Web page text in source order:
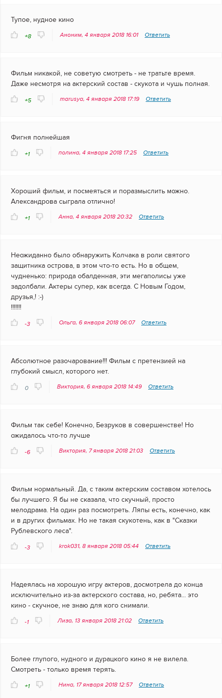
Тупое, нудное кино
+8 Аноним, 4 января 2018 16:01 Ответить
Фильм никакой, не советую смотреть - не тратьте время.
Даже несмотря на актерский состав - скукота и чушь полная.
+5 marusya, 4 января 2018 17:19 Ответить
Фигня полнейшая
+1 полина, 4 января 2018 17:25 Ответить
Хороший фильм, и посмеяться и поразмыслить можно.
Александрова сыграла отлично!
+1 Анна, 4 января 2018 20:32 Ответить
Неожиданно было обнаружить Колчака в роли святого
защитника острова, в этом что-то есть. Но в общем,
чудненько: природа обалденная, эти мегаполисы уже
задолбали. Актеры супер, как всегда. С Новым Годом,
друзья,! :-)
!!!!!!!
-3 Ольга, 6 января 2018 06:07 Ответить
Абсолютное разочарование!!! Фильм с претензией на
глубокий смысл, которого нет.
0 Виктория, 6 января 2018 14:49 Ответить
Фильм так себе! Конечно, Безруков в совершенстве! Но
ожидалось что-то лучше
-6 Виктория, 7 января 2018 21:03 Ответить
Фильм нормальный. Да, с таким актерским составом хотелось
бы лучшего. Я бы не сказала, что скучный, просто
мелодрама. На один раз посмотреть. Ляпы есть, конечно, как
и в других фильмах. Но не такая скукотень, как в "Сказки
Рублевского леса".
-3 krok031, 8 января 2018 05:44 Ответить
Надеялась на хорошую игру актеров, досмотрела до конца
исключительно из-за актерского состава, но, ребята... это
кино - скучное, не знаю для кого снимали.
-1 Лиза, 13 января 2018 21:02 Ответить
Более глупого, нудного и дурацкого кино я не вилела.
Смотреть - только время терять.
+1 Нина, 17 января 2018 12:57 Ответить